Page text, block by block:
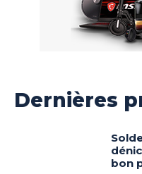
Dernières
bon